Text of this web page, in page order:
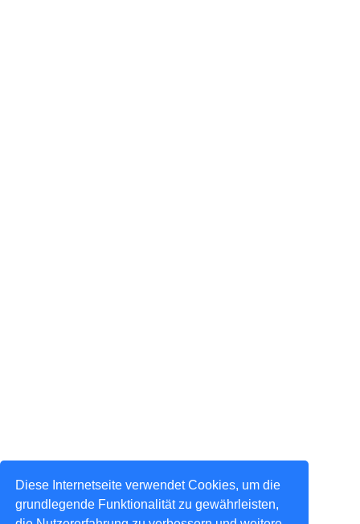
Diese Internetseite verwendet Cookies, um die
grundlegende Funktionalität zu gewährleisten,